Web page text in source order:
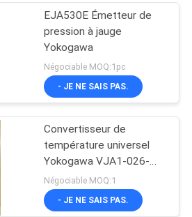
EJA530E Émetteur de
pression à jauge
Yokogawa
Négociable MOQ:1pc
- JE NE SAIS PAS.
Convertisseur de
température universel
Yokogawa VJA1-026-
AAA0
Négociable MOQ:1
- JE NE SAIS PAS.